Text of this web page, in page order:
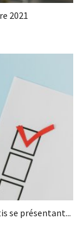
2021
se présentant...